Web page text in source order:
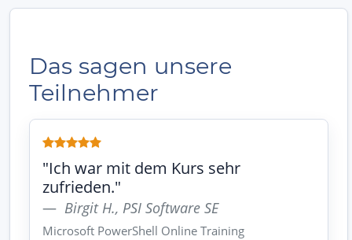
Das sagen unsere
Teilnehmer
"Ich war mit dem Kurs sehr
zufrieden."
Birgit H., PSI Software SE
Microsoft PowerShell Online Training